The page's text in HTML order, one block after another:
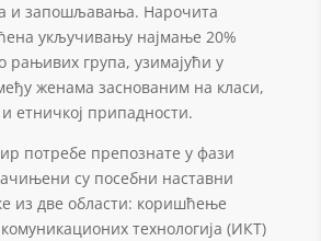
и запошљавања. Нарочита
укључивању најмање 20%
рањивих група, узимајући у
женама заснованим на класи,
етничкој припадности.
потребе препознате у фази
су посебни наставни
из две области: коришћење
технологија (ИКТ)